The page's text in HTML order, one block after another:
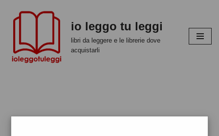
contenuto
io leggo tu leggi
libri da leggere e le librerie dove
acquistarli